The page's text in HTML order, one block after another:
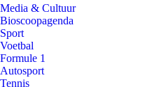
Media & Cultuur
Bioscoopagenda
Sport
Voetbal
Formule 1
Autosport
Tennis